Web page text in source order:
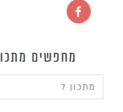
מחפשים